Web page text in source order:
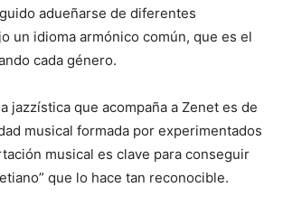
adueñarse de diferentes
un idioma armónico común, que es el
cada género.
jazzística que acompaña a Zenet es de
musical formada por experimentados
musical es clave para conseguir
que lo hace tan reconocible.